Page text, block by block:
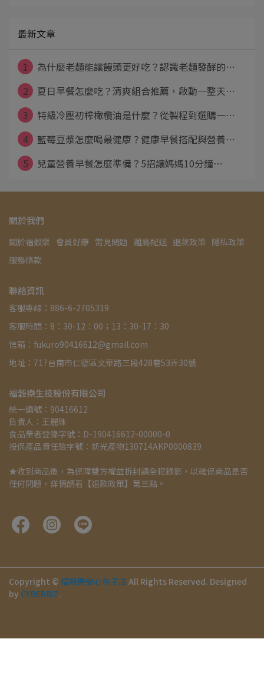
最新文章
1
為什麼老麵能讓饅頭更好吃？認識老麵發酵的⋯
2
夏日早餐怎麼吃？清爽組合推薦，啟動一整天⋯
3
特級冷壓初榨橄欖油是什麼？從製程到選購一⋯
4
藍莓豆漿怎麼喝最健康？健康早餐搭配與營養⋯
5
兒童營養早餐怎麼準備？5招讓媽媽10分鐘⋯
關於我們
關於福穀樂 會員好康 常見問題 離島配送 退款政策 隱私政策
服務條款
聯絡資訊
客服專線：886-6-2705319
客服時間：8：30-12：00；13：30-17：30
信箱：fukuro90416612@gmail.com
地址：717台南市仁德區文華路三段428巷53弄30號
福穀樂生技股份有限公司
統一編號：90416612
負責人：王麗珠
食品業者登錄字號：D-190416612-00000-0
投保產品責任險字號：新光產物130714AKP0000839
★收到商品後，為保障雙方權益拆封請全程錄影，以確保商品是否
任何問題，詳情請看 【退款政策】 第三點。
Copyright © 福榖樂安心包子店 All Rights Reserved. Designed
by CYBERBIZ.